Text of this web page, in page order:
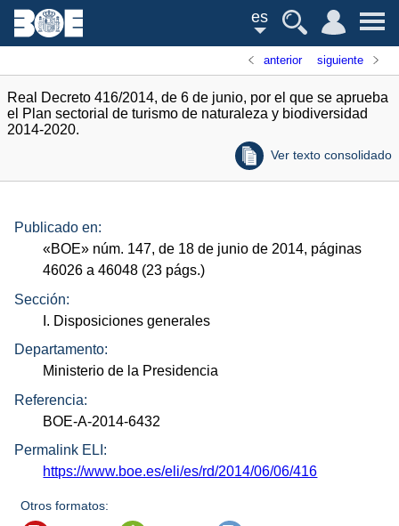
es
anterior siguiente
Real Decreto 416/2014, de 6 de junio, por el que se aprueba
el Plan sectorial de turismo de naturaleza y biodiversidad
2014-2020.
Ver texto consolidado
Publicado en:
«BOE» núm. 147, de 18 de junio de 2014, páginas
46026 a 46048 (23 págs.)
Sección:
I. Disposiciones generales
Departamento:
Ministerio de la Presidencia
Referencia:
BOE-A-2014-6432
Permalink ELI:
https://www.boe.es/eli/es/rd/2014/06/06/416
Otros formatos: